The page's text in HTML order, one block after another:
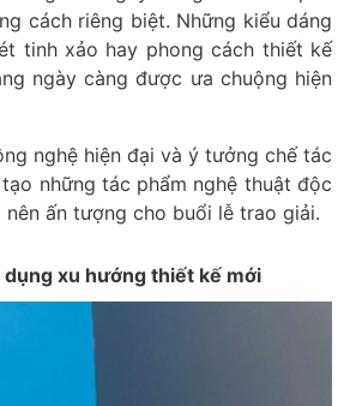
cách riêng biệt. Những kiểu dáng
tinh xảo hay phong cách thiết kế
ngày càng được ưa chuộng hiện
nghệ hiện đại và ý tưởng chế tác
những tác phẩm nghệ thuật độc
ấn tượng cho buổi lễ trao giải.
dụng xu hướng thiết kế mới